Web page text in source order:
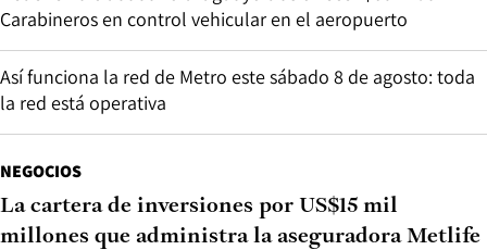
Carabineros en control vehicular en el aeropuerto
Así funciona la red de Metro este sábado 8 de agosto: toda
la red está operativa
NEGOCIOS
La cartera de inversiones por US$15 mil
millones que administra la aseguradora Metlife